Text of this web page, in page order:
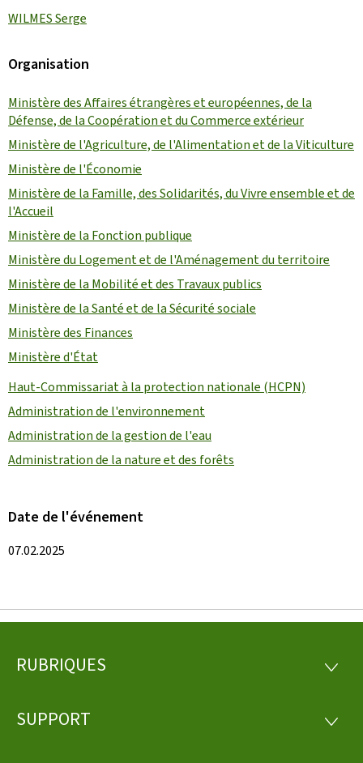
WILMES Serge
Organisation
Ministère des Affaires étrangères et européennes, de la
Défense, de la Coopération et du Commerce extérieur
Ministère de l'Agriculture, de l'Alimentation et de la Viticulture
Ministère de l'Économie
Ministère de la Famille, des Solidarités, du Vivre ensemble et de
l'Accueil
Ministère de la Fonction publique
Ministère du Logement et de l'Aménagement du territoire
Ministère de la Mobilité et des Travaux publics
Ministère de la Santé et de la Sécurité sociale
Ministère des Finances
Ministère d'État
Haut-Commissariat à la protection nationale (HCPN)
Administration de l'environnement
Administration de la gestion de l'eau
Administration de la nature et des forêts
Date de l'événement
07.02.2025
Pied
page
RUBRIQUES
SUPPORT